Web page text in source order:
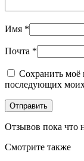
Имя *
Почта *
Сохранить моё
последующих
Отзывов пока что
Смотрите также